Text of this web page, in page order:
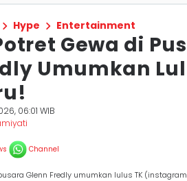
Hype Entertainment
Gewa di
Umumkan
06:01 WIB
Channel
Glenn Fredly umumkan lulus TK